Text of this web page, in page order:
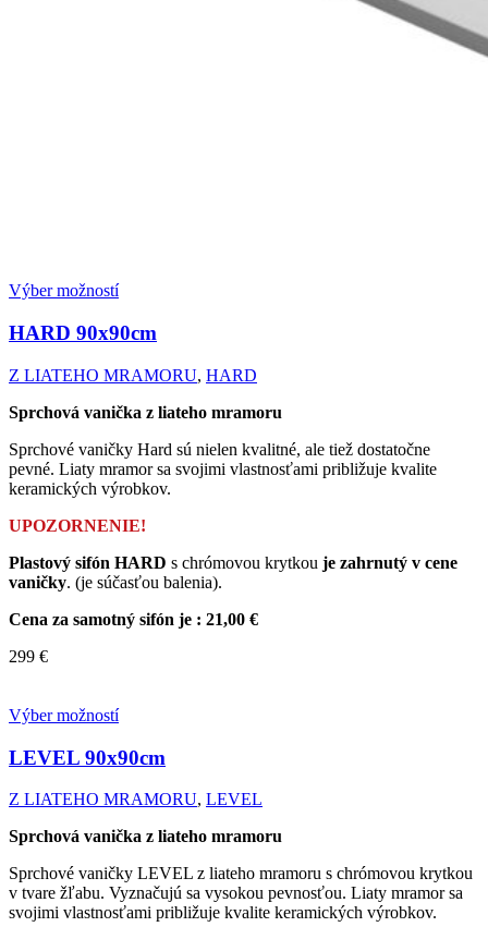
Výber možností
HARD 90x90cm
Z LIATEHO MRAMORU, HARD
Sprchová vanička z liateho mramoru
Sprchové vaničky Hard sú nielen kvalitné, ale tiež dostatočne
pevné. Liaty mramor sa svojimi vlastnosťami približuje kvalite
keramických výrobkov.
UPOZORNENIE!
Plastový sifón HARD s chrómovou krytkou je zahrnutý v cene
vaničky. (je súčasťou balenia).
Cena za samotný sifón je : 21,00 €
299 €
Výber možností
LEVEL 90x90cm
Z LIATEHO MRAMORU, LEVEL
Sprchová vanička z liateho mramoru
Sprchové vaničky LEVEL z liateho mramoru s chrómovou krytkou
v tvare žľabu. Vyznačujú sa vysokou pevnosťou. Liaty mramor sa
svojimi vlastnosťami približuje kvalite keramických výrobkov.